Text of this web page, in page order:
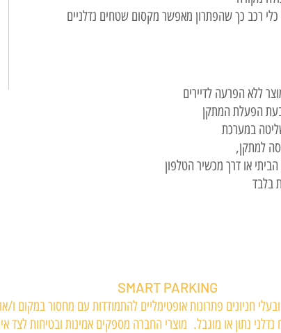
שטח של 2 תאי חנייה מאפשר אחסון בפועל של 16 כלי רכב כך שהפתרון מאפשר מקסום שטחים נדלניים
ללא הפרעה לדיירים
הפעלת המתקן
במערכת
למתקן,
או דרך מכשיר הטלפון
SMART PARKING
חניונים פתרונות אופטימליים להתמודדות עם מחסור במקום ו/
נתון או מוגבל. מוצרי החברה מספקים אמינות ובטיחות לצד